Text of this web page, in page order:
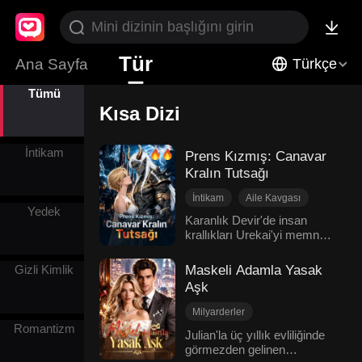
Ana Sayfa Tür Türkçe
Tümü
İntikam
Yedek
Gizli Kimlik
Romantizm
Kısa Dizi
Prens Kızmış: Canavar
Kralın Tutsağı
İntikam
Aile Kavgası
Sözleşmeli Evlilik
Karşı Saldırı
Karanlık Devir'de insan
krallıkları Urekai'yi memnun
olarak sunmak zorundaydı.
Prenses Emeriel, hayatta
kalabilmek için
çocukluğundan beri kendini
Ancak kız kardeşini
kurtarmak için Urekai'ye
Maskeli Adamla Yasak
Aşk
Milyarderler
Kadın Merkezli
Bir Gecelik İlişki
Julian'la üç yıllık evliliğinde
görmezden gelinen